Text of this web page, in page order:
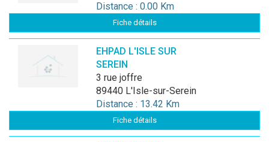
Distance : 0.00 Km
Fiche détails
EHPAD L'ISLE SUR
SEREIN
3 rue joffre
89440 L'Isle-sur-Serein
Distance : 13.42 Km
Fiche détails